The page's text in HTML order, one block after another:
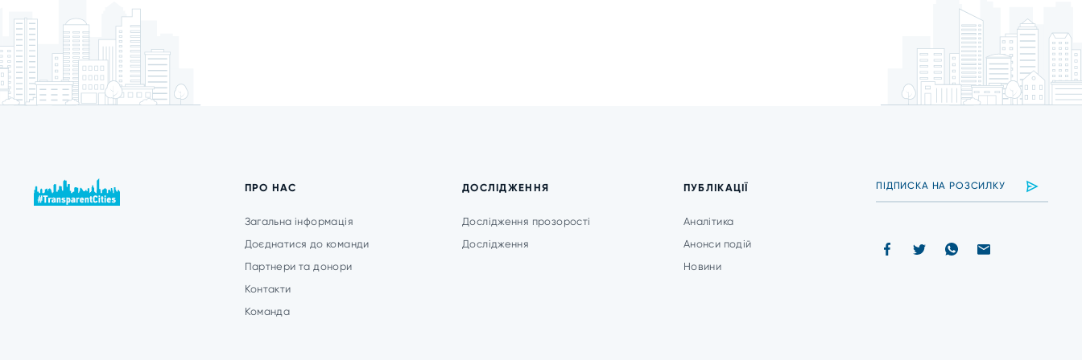
ПРО НАС
Загальна інформація
Доєднатися до команди
Партнери та донори
Контакти
Команда
ДОСЛІДЖЕННЯ
Дослідження прозорості
Дослідження
ПУБЛІКАЦІЇ
Аналітика
Анонси подій
Новини